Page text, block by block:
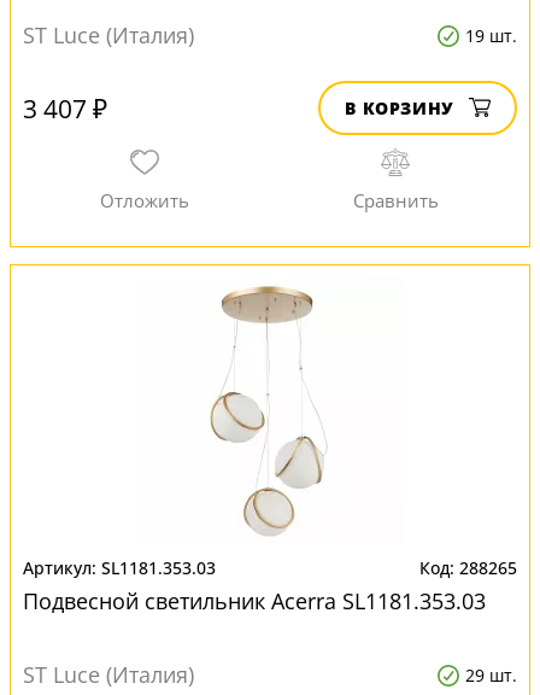
ST Luce (Италия) 19 шт.
3 407 ₽ В КОРЗИНУ
SL1181.353.03 288265
Подвесной светильник Acerra SL1181.353.03
ST Luce (Италия) 29 шт.